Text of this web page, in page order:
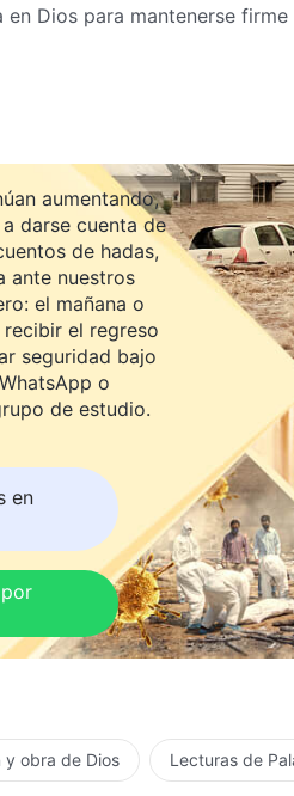
Dios para mantenerse
aumentando,
darse cuenta de
de hadas,
ante nuestros
el mañana o
recibir el regreso
seguridad bajo
o
de estudio.
en
y obra de Dios Lecturas de